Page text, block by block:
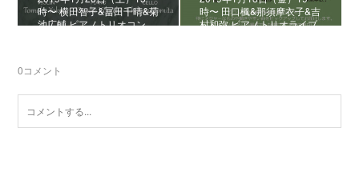
時〜 横田智子&冨田千晴&菊
池広輔 ピアノトリオコン…
時〜 田口楓&那須摩衣子&吉
村和弥 ピアノトリオライブ
0コメント